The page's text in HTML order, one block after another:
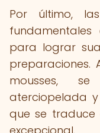
Por último,
para lograr
preparaciones.
mousses,
aterciopelada
que se traduce